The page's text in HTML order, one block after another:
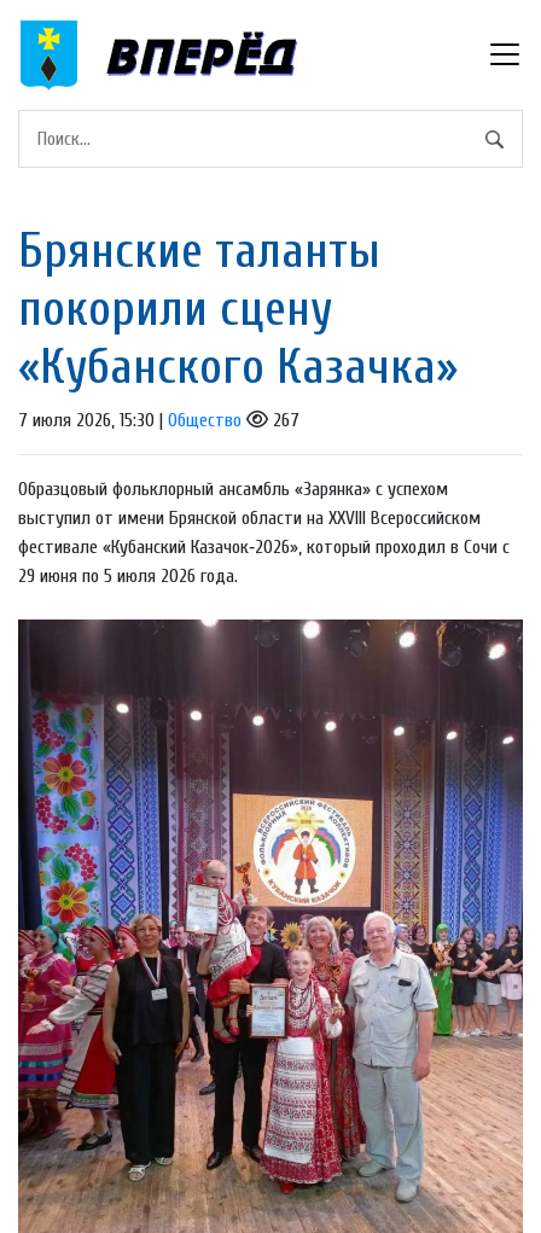
Брянские таланты
покорили сцену
«Кубанского Казачка»
7 июля 2026, 15:30 | Общество 267
Образцовый фольклорный ансамбль «Зарянка» с успехом
выступил от имени Брянской области на XXVIII Всероссийском
фестивале «Кубанский Казачок‑2026», который проходил в Сочи с
29 июня по 5 июля 2026 года.